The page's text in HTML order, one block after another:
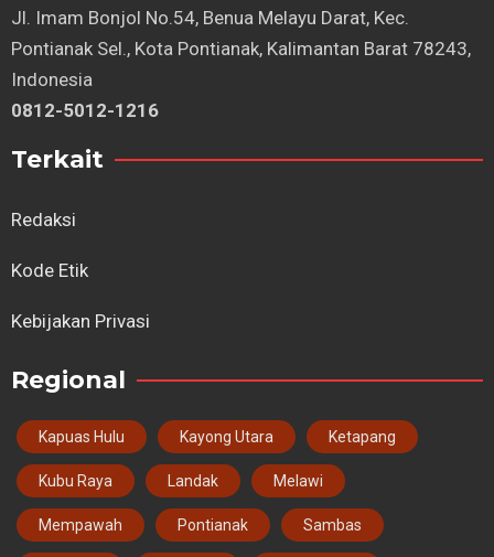
⁠Jl. Imam Bonjol No.54, Benua Melayu Darat, Kec.
Pontianak Sel., Kota Pontianak, Kalimantan Barat 78243,
Indonesia
0812-5012-1216
Terkait
Redaksi
Kode Etik
Kebijakan Privasi
Regional
Kapuas Hulu Kayong Utara Ketapang
Kubu Raya Landak Melawi
Mempawah Pontianak Sambas